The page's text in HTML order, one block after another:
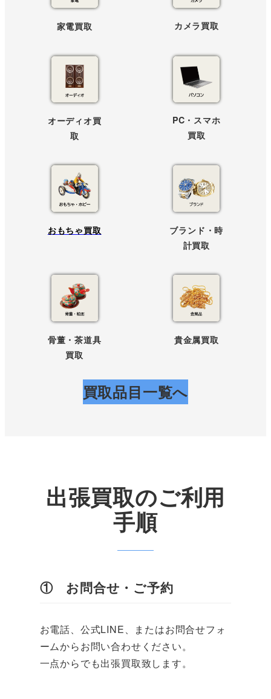
家電買取 カメラ買取
オーディオ買
取
PC・スマホ
買取
おもちゃ買取
ブランド・時
計買取
骨董・茶道具
買取
貴金属買取
買取品目一覧へ
出張買取のご利用
手順
① お問合せ・ご予約
お電話、公式LINE、またはお問合せフォ
ームからお問い合わせください。
一点からでも出張買取致します。